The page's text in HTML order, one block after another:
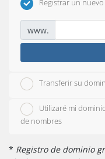
Registrar un
www.
Transferir su
Utilizaré mi
de nombres
* Registro de dominio